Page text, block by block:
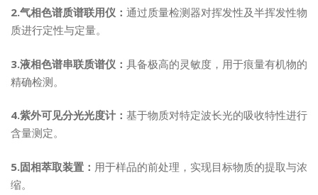
2.气相色谱质谱联用仪： 通过质量检测器对挥发性及半挥发性物
质进行定性与定量。
3.液相色谱串联质谱仪： 具备极高的灵敏度，用于痕量有机物的
精确检测。
4.紫外可见分光光度计： 基于物质对特定波长光的吸收特性进行
含量测定。
5.固相萃取装置： 用于样品的前处理，实现目标物质的提取与浓
缩。